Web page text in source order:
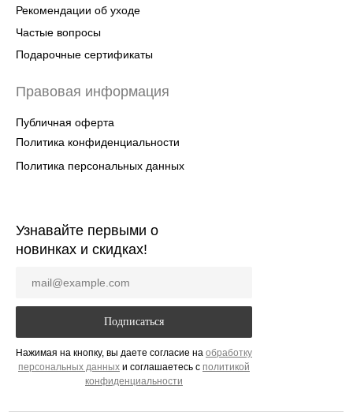
Рекомендации об уходе
Частые вопросы
Подарочные сертификаты
Правовая информация
Политика персональных данных
Политика конфиденциальности
Публичная оферта
Узнавайте первыми о
новинках и скидках!
Подписаться
Нажимая на кнопку, вы даете согласие на обработку
персональных данных и соглашаетесь c политикой
конфиденциальности